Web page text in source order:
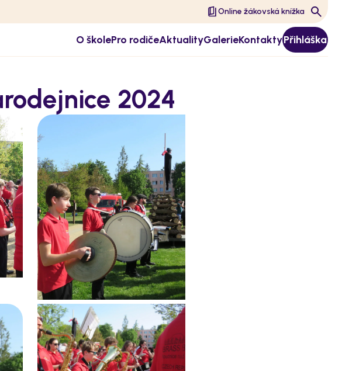
Online žákovská knížka
O školePro rodičeAktualityGalerieKontaktyPřihláška
2024